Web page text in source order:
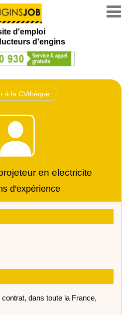
d'emploi
d'engins
à la CVthèque
en electricite
d'expérience
dans toute la France,